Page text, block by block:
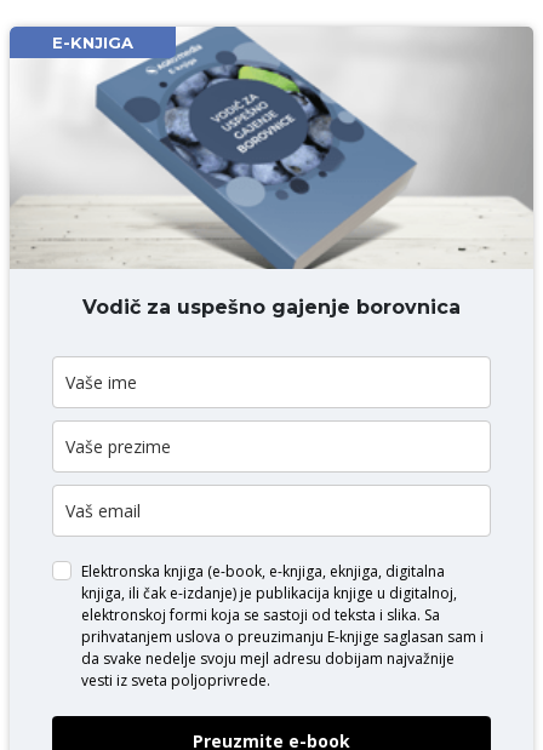
Email* obavezno
Komentar* obavezno
DODAJ KOMENTAR
E-KNJIGA
Vodič za uspešno gajenje borovnica
Elektronska knjiga (e-book, e-knjiga, eknjiga, digitalna
knjiga, ili čak e-izdanje) je publikacija knjige u digitalnoj,
elektronskoj formi koja se sastoji od teksta i slika. Sa
prihvatanjem uslova o preuzimanju E-knjige saglasan sam i
da svake nedelje svoju mejl adresu dobijam najvažnije
vesti iz sveta poljoprivrede.
Preuzmite e-book